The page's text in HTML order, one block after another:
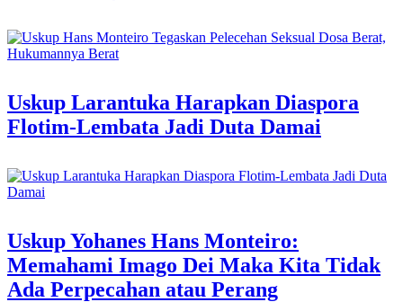
Uskup Larantuka Harapkan Diaspora
Flotim-Lembata Jadi Duta Damai
Uskup Yohanes Hans Monteiro:
Memahami Imago Dei Maka Kita Tidak
Ada Perpecahan atau Perang